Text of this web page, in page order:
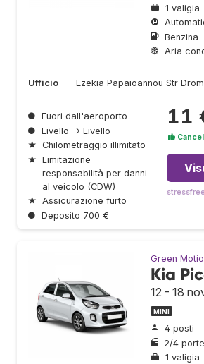
1 valigia
Benzina
Aria
Ufficio Ezekia Papaioannou Str
● Fuori dall'aeroporto
● Livello → Livello
★ Chilometraggio illimitato
★ Limitazione
responsabilità per danni
al veicolo (CDW)
★ Assicurazione furto
● Deposito 700 €
11
Green
Kia
12 - 18
MINI
4 posti
2/4 porte
1 valigia